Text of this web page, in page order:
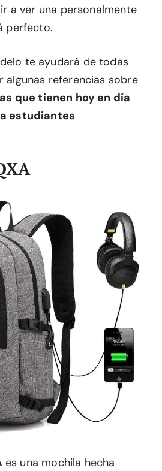
a ver una personalmente
perfecto.
te ayudará de todas
algunas referencias sobre
que tienen hoy en día
estudiantes
es una mochila hecha